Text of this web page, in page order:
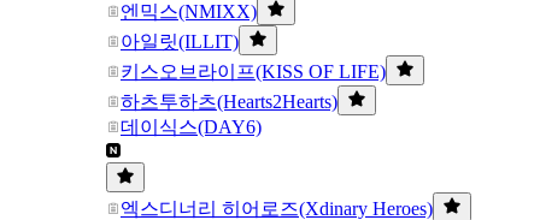
엔믹스(NMIXX)
아일릿(ILLIT)
키스오브라이프(KISS OF LIFE)
하츠투하츠(Hearts2Hearts)
데이식스(DAY6)
엑스디너리 히어로즈(Xdinary Heroes)